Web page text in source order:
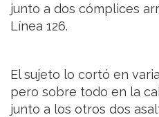
junto a dos cómplices
Línea 126.
El sujeto lo cortó en
pero sobre todo en la
junto a los otros dos